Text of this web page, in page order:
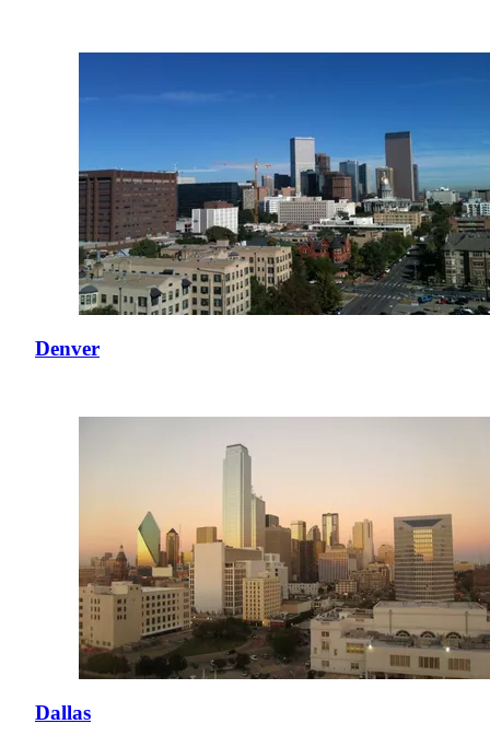
Denver
Dallas